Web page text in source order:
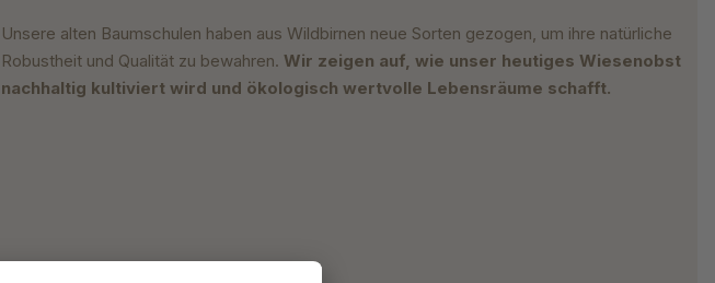
Unsere alten Baumschulen haben aus Wildbirnen neue Sorten gezogen, um ihre natürliche
Robustheit und Qualität zu bewahren. Wir zeigen auf, wie unser heutiges Wiesenobst
nachhaltig kultiviert wird und ökologisch wertvolle Lebensräume schafft.